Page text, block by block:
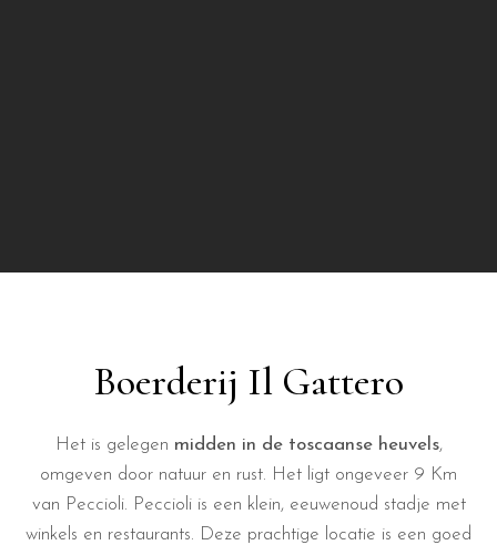
Boerderij Il Gattero
Het is gelegen midden in de toscaanse heuvels,
omgeven door natuur en rust. Het ligt ongeveer 9 Km
van Peccioli. Peccioli is een klein, eeuwenoud stadje met
winkels en restaurants. Deze prachtige locatie is een goed